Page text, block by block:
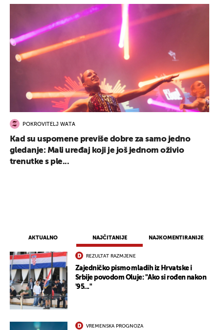
AKTUALNO NAJČITANIJE NAJKOMENTIRANIJE
REZULTAT RAZMJENE
Zajedničko pismo mladih iz Hrvatske i
Srbije povodom Oluje: "Ako si rođen nakon
'95..."
VREMENSKA PROGNOZA
POKROVITELJ WATA
Kad su uspomene previše dobre za samo jedno
gledanje: Mali uređaj koji je još jednom oživio
trenutke s ple...